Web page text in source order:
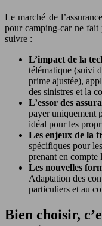
Le marché de
pour camping-car ne fait
suivre :
L’impact de la
télématique (suivi
prime ajustée),
des sinistres et la
L’essor des
payer uniquement
idéal pour les
Les enjeux de la
spécifiques pour
prenant en compte
Les nouvelles
Adaptation des
particuliers et au
Bien choisir,